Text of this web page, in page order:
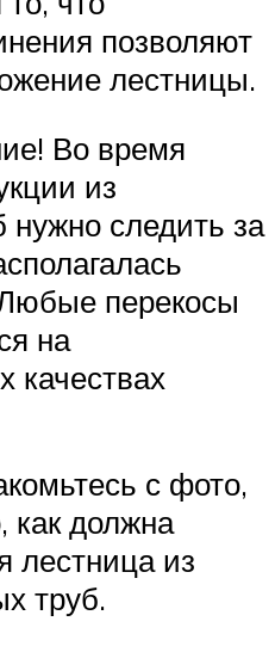
позволяют
лестницы.
Во время
из
нужно следить за
перекосы
на
качествах
с фото,
как должна
лестница из
труб.